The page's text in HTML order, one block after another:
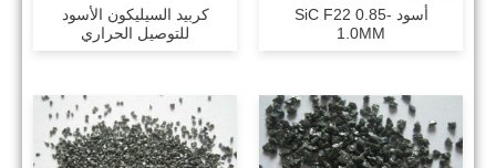
أسود SiC F22 0.85-
1.0MM
كربيد السيليكون الأسود
للتوصيل الحراري